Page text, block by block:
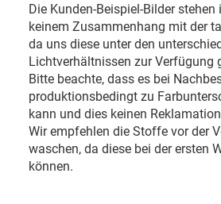
Die Kunden-Beispiel-Bilder stehen
keinem Zusammenhang mit der
da uns diese unter den
Lichtverhältnissen zur Verfügung
Bitte beachte, dass es bei
produktionsbedingt zu
kann und dies keinen
Wir empfehlen die Stoffe vor der
waschen, da diese bei der ersten
können.